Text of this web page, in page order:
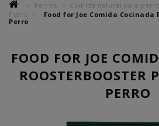
Perros Comida natural para
Perro
Food for Joe Comida
Perro
FOOD FOR JOE
ROOSTERBOOSTER
PERRO